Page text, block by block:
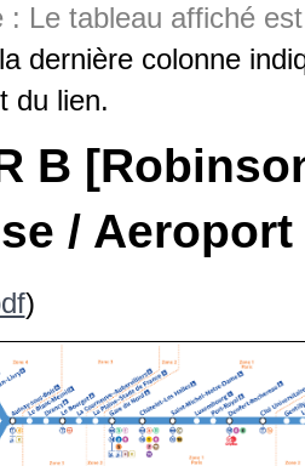
: Le tableau affiché
dernière colonne
du lien.
B
/
)